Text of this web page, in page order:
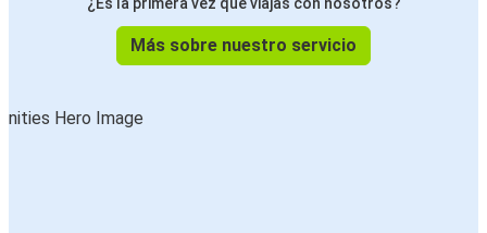
Más sobre nuestro servicio